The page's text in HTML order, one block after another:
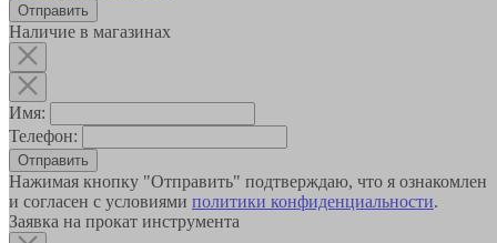
Наличие в магазинах
Имя:
Телефон:
Отправить
Нажимая кнопку "Отправить" подтверждаю, что я ознакомлен
и согласен с условиями политики конфиденциальности.
Заявка на прокат инструмента